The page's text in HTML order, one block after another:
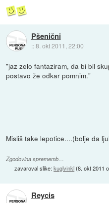
Pšenični
::8. okt 2011, 22:00
"jaz zelo fantaziram, da bi bil
postavo že odkar pomnim."
Misliš take lepotice....(bolje da
Zgodovina sprememb…
zavaroval slike:kuglvinkl(8. okt 2011
Reycis